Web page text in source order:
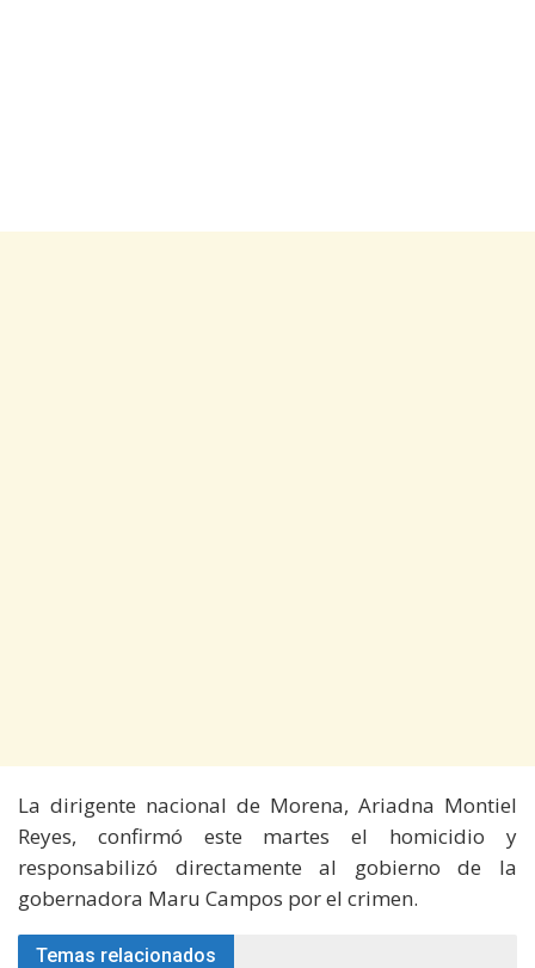
La dirigente nacional de Morena, Ariadna Montiel
Reyes, confirmó este martes el homicidio y
responsabilizó directamente al gobierno de la
gobernadora Maru Campos por el crimen.
Temas relacionados